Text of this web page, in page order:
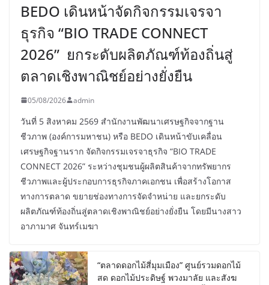
BEDO เดินหน้าจัดกิจกรรมเจรจา
ธุรกิจ “BIO TRADE CONNECT
2026” ยกระดับผลิตภัณฑ์ท้องถิ่นสู่
ตลาดเชิงพาณิชย์อย่างยั่งยืน
05/08/2026 admin
วันที่ 5 สิงหาคม 2569 สำนักงานพัฒนาเศรษฐกิจจากฐาน
ชีวภาพ (องค์การมหาชน) หรือ BEDO เดินหน้าขับเคลื่อน
เศรษฐกิจฐานราก จัดกิจกรรมเจรจาธุรกิจ “BIO TRADE
CONNECT 2026” ระหว่างชุมชนผู้ผลิตสินค้าจากทรัพยากร
ชีวภาพและผู้ประกอบการธุรกิจภาคเอกชน เพื่อสร้างโอกาส
ทางการตลาด ขยายช่องทางการจัดจำหน่าย และยกระดับ
ผลิตภัณฑ์ท้องถิ่นสู่ตลาดเชิงพาณิชย์อย่างยั่งยืน โดยมีนางสาว
อาภามาศ จันทร์เมฆา
“ตลาดดอกไม้สี่มุมเมือง” ศูนย์รวมดอกไม้
สด ดอกไม้ประดิษฐ์ พวงมาลัย และสังฆ